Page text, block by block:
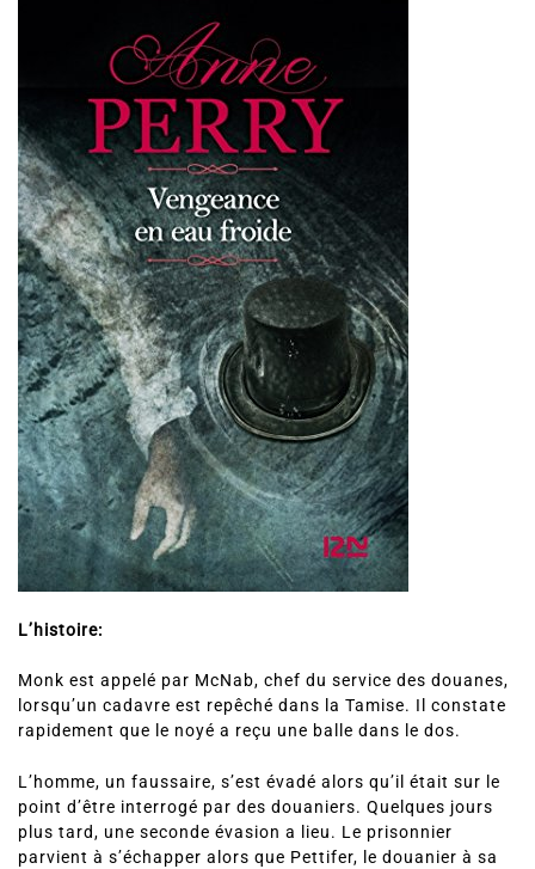
L’histoire:
Monk est appelé par McNab, chef du service des douanes,
lorsqu’un cadavre est repêché dans la Tamise. Il constate
rapidement que le noyé a reçu une balle dans le dos.
L’homme, un faussaire, s’est évadé alors qu’il était sur le
point d’être interrogé par des douaniers. Quelques jours
plus tard, une seconde évasion a lieu. Le prisonnier
parvient à s’échapper alors que Pettifer, le douanier à sa